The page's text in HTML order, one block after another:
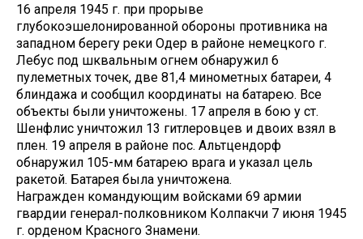
16 апреля 1945 г. при прорыве
глубокоэшелонированной обороны противника на
западном берегу реки Одер в районе немецкого г.
Лебус под шквальным огнем обнаружил 6
пулеметных точек, две 81,4 минометных батареи, 4
блиндажа и сообщил координаты на батарею. Все
объекты были уничтожены. 17 апреля в бою у ст.
Шенфлис уничтожил 13 гитлеровцев и двоих взял в
плен. 19 апреля в районе пос. Альтцендорф
обнаружил 105-мм батарею врага и указал цель
ракетой. Батарея была уничтожена.
Награжден командующим войсками 69 армии
гвардии генерал-полковником Колпакчи 7 июня 1945
г. орденом Красного Знамени.